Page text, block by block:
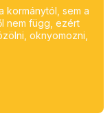
kormánytól, sem a
nem függ, ezért
oknyomozni,